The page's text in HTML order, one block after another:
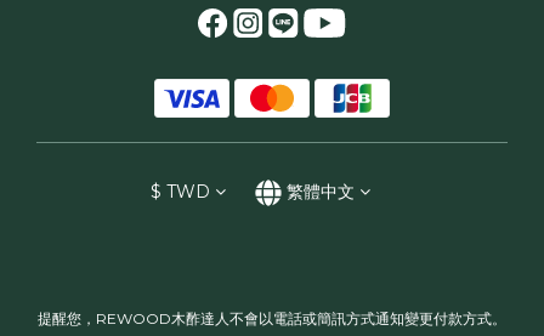
$ TWD 繁體中文
提醒您，REWOOD木酢達人不會以電話或簡訊方式通知變更付款方式。